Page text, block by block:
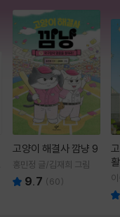
고양이 해결사 깜냥 9
홍민정 글/김재희 그림
9.7 (60)